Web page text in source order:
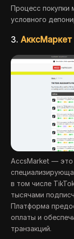
Процесс покупки
условного
3.АкксМаркет
AccsMarket — это
в том числе
тысячами
Платформа
оплаты и
транзакций.